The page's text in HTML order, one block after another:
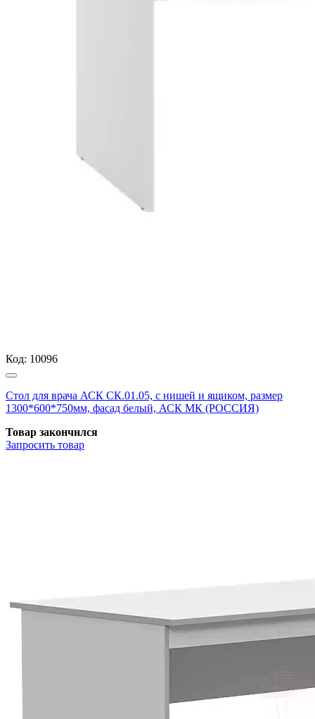
Код: 10096
Стол для врача АСК СК.01.05, с нишей и ящиком, размер
1300*600*750мм, фасад белый, АСК МК (РОССИЯ)
Товар закончился
Запросить товар